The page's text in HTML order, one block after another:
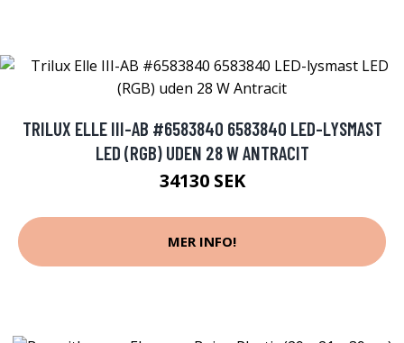
TRILUX ELLE III-AB #6583840 6583840 LED-LYSMAST
LED (RGB) UDEN 28 W ANTRACIT
34130 SEK
MER INFO!